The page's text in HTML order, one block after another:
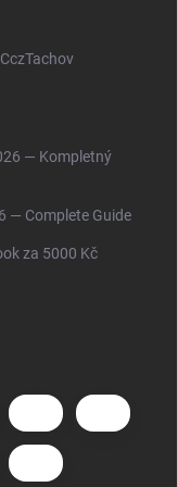
— Kompletný
— Complete Guide
za 5000 Kč